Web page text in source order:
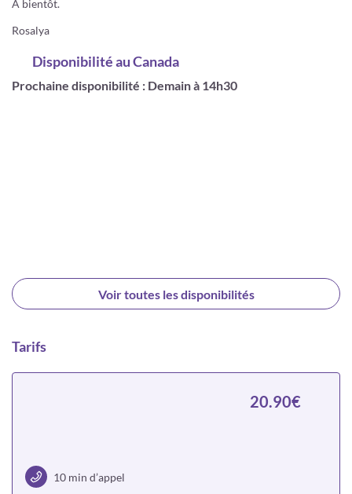
À bientôt.
Rosalya
Disponibilitéau Canada
Prochaine disponibilité : Demain à 14h30
Voir toutes les disponibilités
Tarifs
10 min d’appel
20.90€